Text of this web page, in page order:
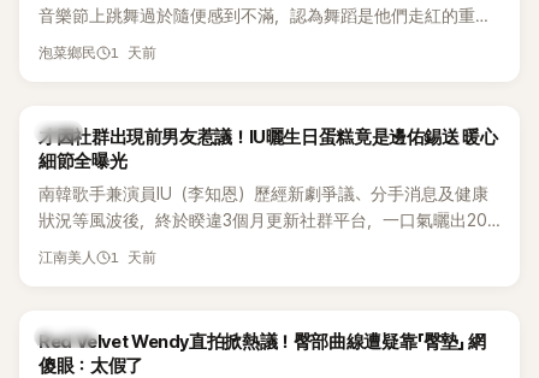
音樂節上跳舞過於隨便感到不滿，認為舞蹈是他們走紅的重要
原因，希望他們能更認真地表演。
泡菜鄉民 1 天前
韓星
才因社群出現前男友惹議！IU曬生日蛋糕竟是邊佑錫送 暖心
細節全曝光
南韓歌手兼演員IU（李知恩）歷經新劇爭議、分手消息及健康
狀況等風波後，終於睽違3個月更新社群平台，一口氣曬出20
張近況照，讓大批粉絲又驚又喜。其中，一張生日蛋糕照意外
江南美人 1 天前
K-POP
Red Velvet Wendy直拍掀熱議！臀部曲線遭疑靠「臀墊」 網
傻眼：太假了